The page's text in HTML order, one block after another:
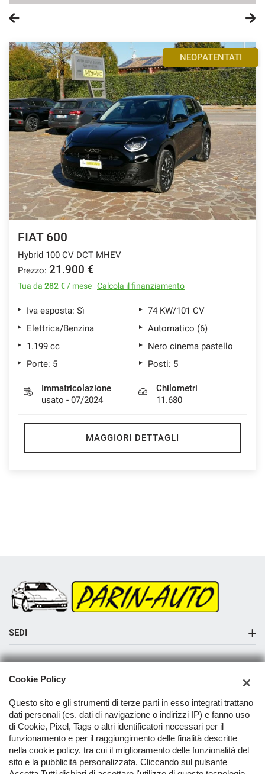
DISPONIBILE
FIAT 600
Hybrid 100 CV DCT MHEV
Prezzo: 21.900 €
Tua da 282 € / mese Calcola il finanziamento
Iva esposta: Sì
74 KW/101 CV
Elettrica/Benzina
Automatico (6)
1.199 cc
Nero cinema pastello
Porte: 5
Posti: 5
Immatricolazione
usato - 07/2024
Chilometri
11.680
MAGGIORI DETTAGLI
SEDI
Contatti
TORNA IN CIMA
Cookie Policy
Questo sito e gli strumenti di terze parti in esso integrati trattano
dati personali (es. dati di navigazione o indirizzi IP) e fanno uso
di Cookie, Pixel, Tags o altri identificatori necessari per il
funzionamento e per il raggiungimento delle finalità descritte
nella cookie policy, tra cui il miglioramento delle funzionalità del
sito e la pubblicità personalizzata. Cliccando sul pulsante